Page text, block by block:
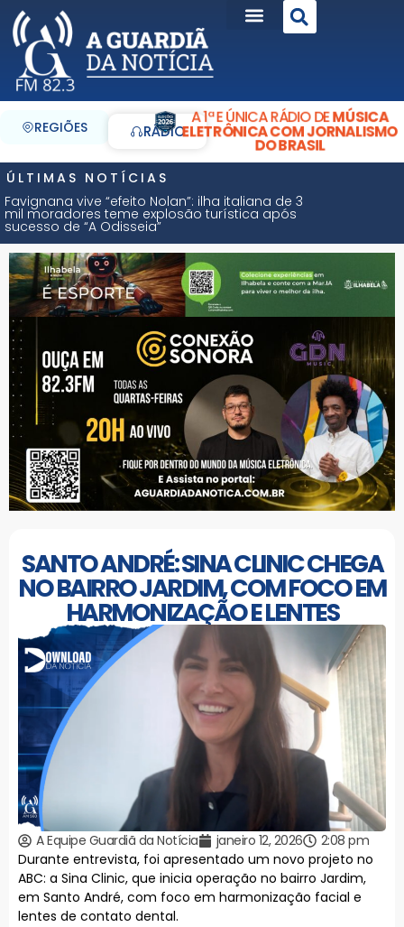
REGIÕES RÁDIO
A 1ª E ÚNICA RÁDIO DEMÚSICA
ELETRÔNICA COM JORNALISMO
DO BRASIL
ÚLTIMAS NOTÍCIAS
Favignana vive “efeito Nolan”: ilha italiana de 3
mil moradores teme explosão turística após
sucesso de “A Odisseia”
SANTO ANDRÉ: SINA CLINIC CHEGA
NO BAIRRO JARDIM, COM FOCO EM
HARMONIZAÇÃO E LENTES
A Equipe Guardiã da Notícia janeiro 12, 2026
2:08 pm
Durante entrevista, foi apresentado um novo projeto no
ABC: a Sina Clinic, que inicia operação no bairro Jardim,
em Santo André, com foco em harmonização facial e
lentes de contato dental.